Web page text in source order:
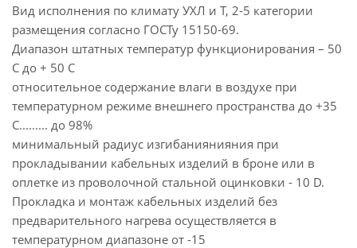
Вид исполнения по климату УХЛ и Т, 2-5 категории
размещения согласно ГОСТу 15150-69.
Диапазон штатных температур функционирования – 50
С до + 50 С
относительное содержание влаги в воздухе при
температурном режиме внешнего пространства до +35
С......... до 98%
минимальный радиус изгибаниянияния при
прокладывании кабельных изделий в броне или в
оплетке из проволочной стальной оцинковки - 10 D.
Прокладка и монтаж кабельных изделий без
предварительного нагрева осуществляется в
температурном диапазоне от -15